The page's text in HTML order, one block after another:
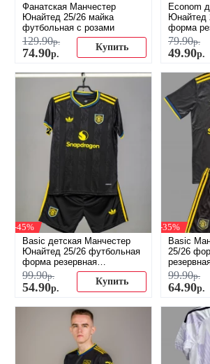
Фанатская Манчестер
Юнайтед 25/26 майка
футбольная с розами
129.90р.
74.90р.
Купить
Econom
Юнайтед
форма
79.90р.
49.90р.
-45%
Basic детская Манчестер
Юнайтед 25/26 футбольная
форма резервная
(распродажа)
99.90р.
54.90р.
Купить
-35%
Basic
25/26
99.90р.
64.90р.